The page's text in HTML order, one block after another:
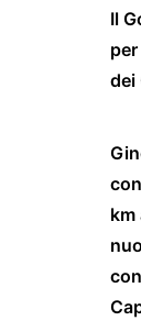
Il
dei
km